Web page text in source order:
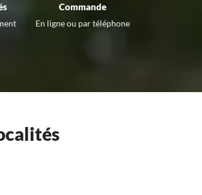
Commande
En ligne ou par téléphone